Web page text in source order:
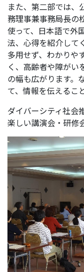
また、第二部では、
務理事兼事務局長
使って、日本語で外
法、心得を紹介して
多用せず、わかりや
く、高齢者や障がい
の幅も広がります。
て、情報を伝えるこ
ダイバーシティ社会
楽しい講演会・研修